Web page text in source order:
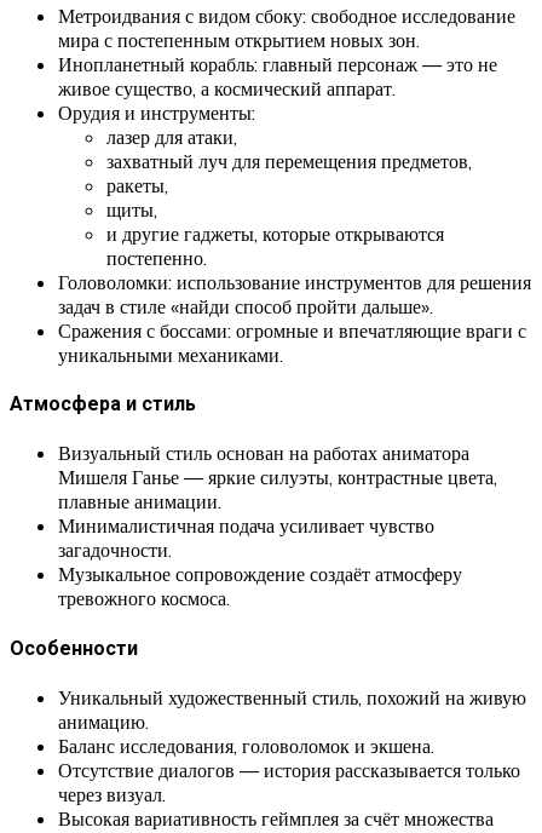
Метроидвания с видом сбоку: свободное исследование
мира с постепенным открытием новых зон.
Инопланетный корабль: главный персонаж — это не
живое существо, а космический аппарат.
Орудия и инструменты:
лазер для атаки,
захватный луч для перемещения предметов,
ракеты,
щиты,
и другие гаджеты, которые открываются
постепенно.
Головоломки: использование инструментов для решения
задач в стиле «найди способ пройти дальше».
Сражения с боссами: огромные и впечатляющие враги с
уникальными механиками.
Атмосфера и стиль
Визуальный стиль основан на работах аниматора
Мишеля Ганье — яркие силуэты, контрастные цвета,
плавные анимации.
Минималистичная подача усиливает чувство
загадочности.
Музыкальное сопровождение создаёт атмосферу
тревожного космоса.
Особенности
Уникальный художественный стиль, похожий на живую
анимацию.
Баланс исследования, головоломок и экшена.
Отсутствие диалогов — история рассказывается только
через визуал.
Высокая вариативность геймплея за счёт множества